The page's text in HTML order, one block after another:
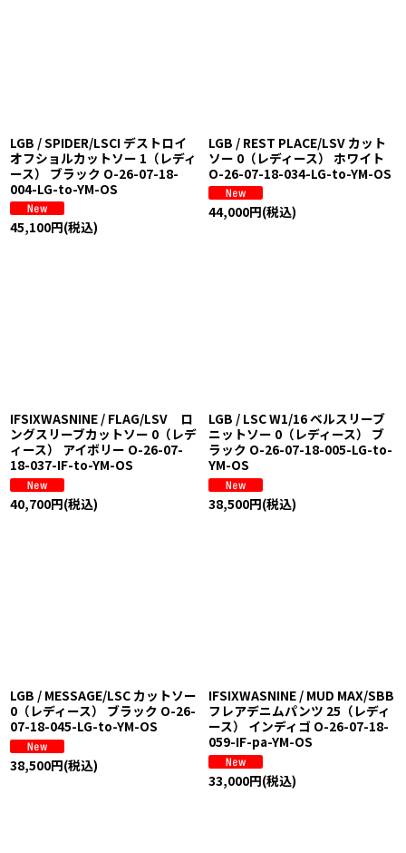
LGB / SPIDER/LSCI デストロイ
オフショルカットソー 1（レディ
ース） ブラック O-26-07-18-
004-LG-to-YM-OS
45,100円(税込)
LGB / REST PLACE/LSV カット
ソー 0（レディース） ホワイト
O-26-07-18-034-LG-to-YM-OS
44,000円(税込)
IFSIXWASNINE / FLAG/LSV ロ
ングスリーブカットソー 0（レデ
ィース） アイボリー O-26-07-
18-037-IF-to-YM-OS
40,700円(税込)
LGB / LSC W1/16 ベルスリーブ
ニットソー 0（レディース） ブ
ラック O-26-07-18-005-LG-to-
YM-OS
38,500円(税込)
LGB / MESSAGE/LSC カットソー
0（レディース） ブラック O-26-
07-18-045-LG-to-YM-OS
38,500円(税込)
IFSIXWASNINE / MUD MAX/SBB
フレアデニムパンツ 25（レディ
ース） インディゴ O-26-07-18-
059-IF-pa-YM-OS
33,000円(税込)